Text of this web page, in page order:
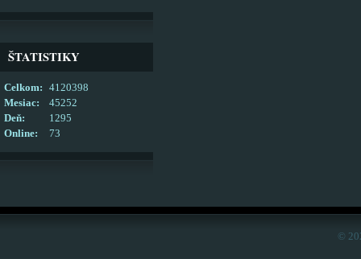
ŠTATISTIKY
Online: 73
Celkom:
4120398
Mesiac:
45252
Deň:
1295
©